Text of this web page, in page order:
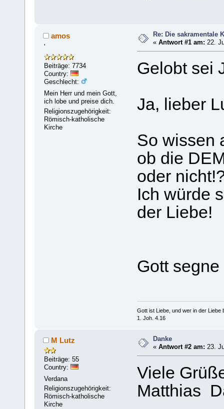
amos
'
Beiträge: 7734
Country:
Geschlecht:
Mein Herr und mein Gott,
ich lobe und preise dich.
Religionszugehörigkeit:
Römisch-katholische
Kirche
Re: Die sakramentale
«Antwort #1 am: 22.
Gelobt sei
Ja, lieber
So wissen
ob die
oder
Ich würde
der Liebe!
Gott
Gott ist Liebe, und wer in der Liebe
1. Joh. 4.16
M Lutz
Beiträge: 55
Country:
Verdana
Religionszugehörigkeit:
Römisch-katholische
Kirche
Danke
«Antwort #2 am: 23.
Viele
Matthias